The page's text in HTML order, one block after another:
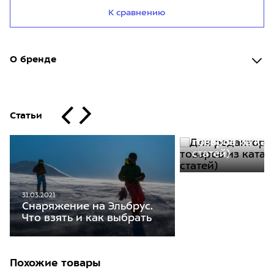
К сравнению
О бренде
Статьи
31.03.2021
Снаряжение на Эльбрус.
Что взять и как выбрать
товаров из
статей)
Похожие товары